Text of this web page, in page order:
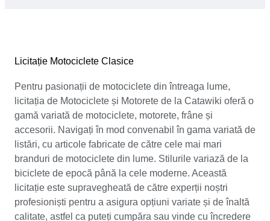
Licitație Motociclete Clasice
Pentru pasionații de motociclete din întreaga lume,
licitația de Motociclete și Motorete de la Catawiki oferă o
gamă variată de motociclete, motorete, frâne și
accesorii. Navigați în mod convenabil în gama variată de
listări, cu articole fabricate de către cele mai mari
branduri de motociclete din lume. Stilurile variază de la
biciclete de epocă până la cele moderne. Această
licitație este supravegheată de către experții noștri
profesioniști pentru a asigura opțiuni variate și de înaltă
calitate, astfel ca puteți cumpăra sau vinde cu încredere